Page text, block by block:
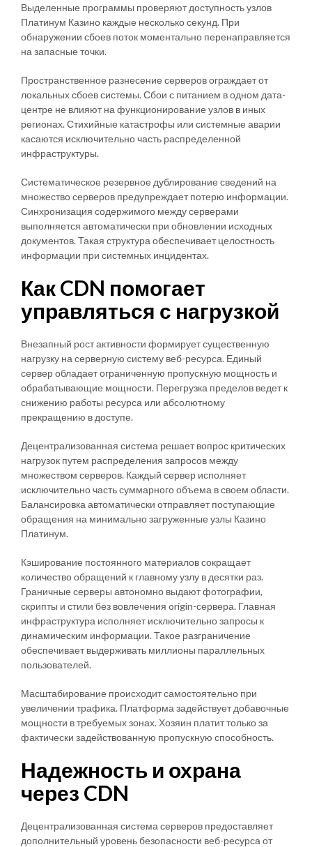
Выделенные программы проверяют доступность узлов
Платинум Казино каждые несколько секунд. При
обнаружении сбоев поток моментально перенаправляется
на запасные точки.
Пространственное разнесение серверов ограждает от
локальных сбоев системы. Сбои с питанием в одном дата-
центре не влияют на функционирование узлов в иных
регионах. Стихийные катастрофы или системные аварии
касаются исключительно часть распределенной
инфраструктуры.
Систематическое резервное дублирование сведений на
множество серверов предупреждает потерю информации.
Синхронизация содержимого между серверами
выполняется автоматически при обновлении исходных
документов. Такая структура обеспечивает целостность
информации при системных инцидентах.
Как CDN помогает
управляться с нагрузкой
Внезапный рост активности формирует существенную
нагрузку на серверную систему веб-ресурса. Единый
сервер обладает ограниченную пропускную мощность и
обрабатывающие мощности. Перегрузка пределов ведет к
снижению работы ресурса или абсолютному
прекращению в доступе.
Децентрализованная система решает вопрос критических
нагрузок путем распределения запросов между
множеством серверов. Каждый сервер исполняет
исключительно часть суммарного объема в своем области.
Балансировка автоматически отправляет поступающие
обращения на минимально загруженные узлы Казино
Платинум.
Кэширование постоянного материалов сокращает
количество обращений к главному узлу в десятки раз.
Граничные серверы автономно выдают фотографии,
скрипты и стили без вовлечения origin-сервера. Главная
инфраструктура исполняет исключительно запросы к
динамическим информации. Такое разграничение
обеспечивает выдерживать миллионы параллельных
пользователей.
Масштабирование происходит самостоятельно при
увеличении трафика. Платформа задействует добавочные
мощности в требуемых зонах. Хозяин платит только за
фактически задействованную пропускную способность.
Надежность и охрана
через CDN
Децентрализованная система серверов предоставляет
дополнительный уровень безопасности веб-ресурса от